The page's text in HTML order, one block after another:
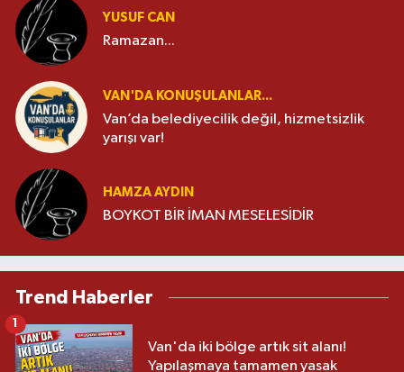
YUSUF CAN
Ramazan...
VAN'DA KONUŞULANLAR...
Van’da belediyecilik değil, hizmetsizlik
yarışı var!
HAMZA AYDIN
BOYKOT BİR İMAN MESELESİDİR
Trend Haberler
Van'da iki bölge artık sit alanı!
Yapılaşmaya tamamen yasak
1